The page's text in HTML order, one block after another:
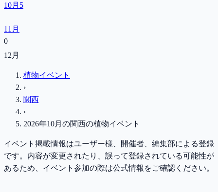
10月 5
11月
0
12月
植物イベント
›
関西
›
2026年10月 の関西の植物イベント
イベント掲載情報はユーザー様、開催者、編集部による登録
です。内容が変更されたり、誤って登録されている可能性が
あるため、イベント参加の際は公式情報をご確認ください。